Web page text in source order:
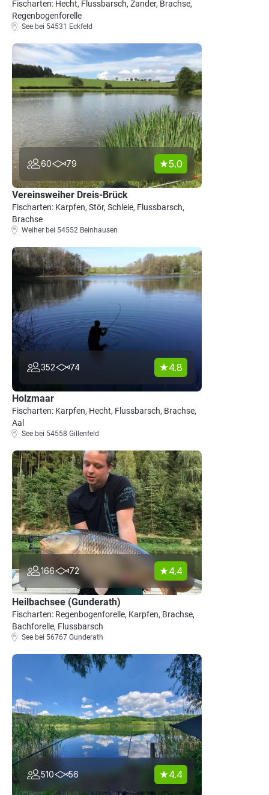
Fischarten: Hecht, Flussbarsch, Zander, Brachse,
Regenbogenforelle
See bei 54531 Eckfeld
60 79 5.0
Vereinsweiher Dreis-Brück
Fischarten: Karpfen, Stör, Schleie, Flussbarsch,
Brachse
Weiher bei 54552 Beinhausen
352 74 4.8
Holzmaar
Fischarten: Karpfen, Hecht, Flussbarsch, Brachse,
Aal
See bei 54558 Gillenfeld
166 72 4.4
Heilbachsee (Gunderath)
Fischarten: Regenbogenforelle, Karpfen, Brachse,
Bachforelle, Flussbarsch
See bei 56767 Gunderath
510 56 4.4